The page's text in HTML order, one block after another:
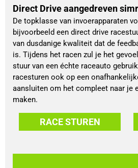
Direct Drive aangedreven
De topklasse van invoerapparaten
bijvoorbeeld een direct drive
van dusdanige kwaliteit dat de
is. Tijdens het racen zul je het
stuur van een échte raceauto
racesturen ook op een
aansluiten om het compleet naar je
maken.
RACE STUREN